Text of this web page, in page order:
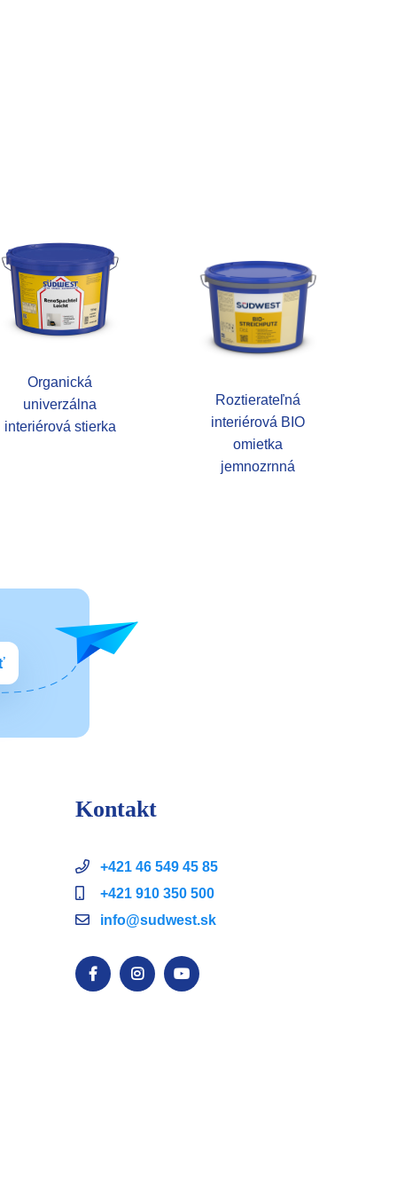
Organická
univerzálna
interiérová stierka
Roztierateľná
interiérová BIO
omietka
jemnozrnná
Kontakt
+421 46 549 45 85
+421 910 350 500
info@sudwest.sk